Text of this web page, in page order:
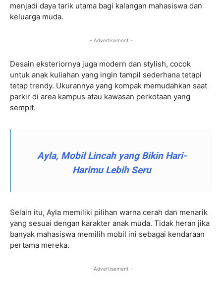
menjadi daya tarik utama bagi kalangan mahasiswa dan
keluarga muda.
- Advertisement -
Desain eksteriornya juga modern dan stylish, cocok
untuk anak kuliahan yang ingin tampil sederhana tetapi
tetap trendy. Ukurannya yang kompak memudahkan saat
parkir di area kampus atau kawasan perkotaan yang
sempit.
Ayla, Mobil Lincah yang Bikin Hari-
Harimu Lebih Seru
Selain itu, Ayla memiliki pilihan warna cerah dan menarik
yang sesuai dengan karakter anak muda. Tidak heran jika
banyak mahasiswa memilih mobil ini sebagai kendaraan
pertama mereka.
- Advertisement -